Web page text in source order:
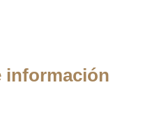
información